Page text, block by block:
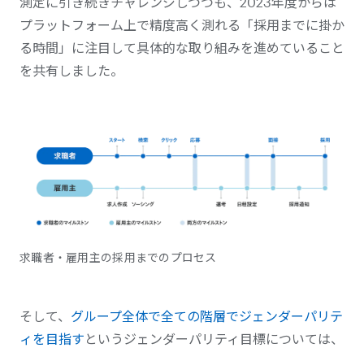
プラットフォーム上で精度高く測れる「採用までに掛か
る時間」に注目して具体的な取り組みを進めていること
を共有しました。
求職者・雇用主の採用までのプロセス
そして、 グループ全体で全ての階層でジェンダーパリテ
ィを目指す というジェンダーパリティ目標については、